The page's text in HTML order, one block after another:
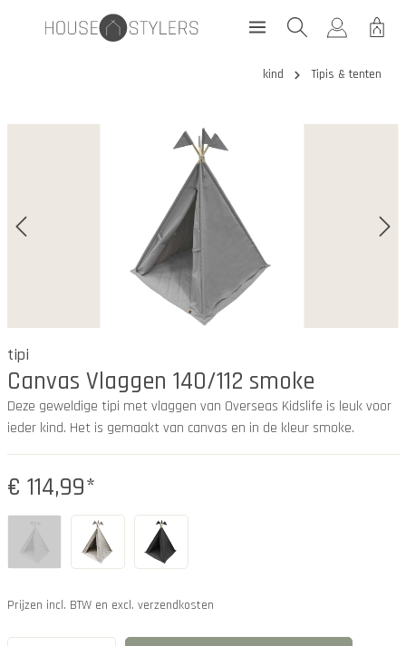
kind Tipis & tenten
tipi
Canvas Vlaggen 140/112 smoke
Deze geweldige tipi met vlaggen van Overseas Kidslife is leuk voor
ieder kind. Het is gemaakt van canvas en in de kleur smoke.
€ 114,99*
Prijzen incl. BTW en excl. verzendkosten